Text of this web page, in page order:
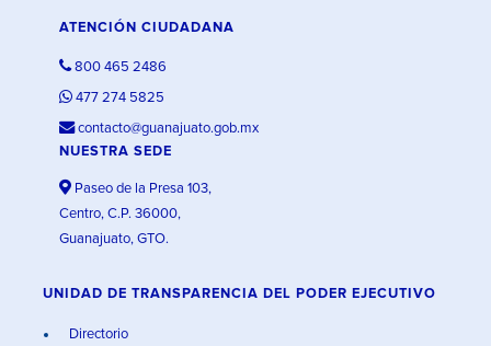
ATENCIÓN CIUDADANA
800 465 2486
477 274 5825
contacto@guanajuato.gob.mx
NUESTRA SEDE
Paseo de la Presa 103,
Centro, C.P. 36000,
Guanajuato, GTO.
UNIDAD DE TRANSPARENCIA DEL PODER EJECUTIVO
Directorio